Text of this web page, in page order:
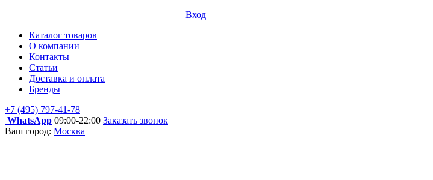
Вход
Каталог товаров
О компании
Контакты
Статьи
Доставка и оплата
Бренды
+7 (495) 797-41-78
WhatsApp 09:00-22:00 Заказать звонок
Ваш город: Москва